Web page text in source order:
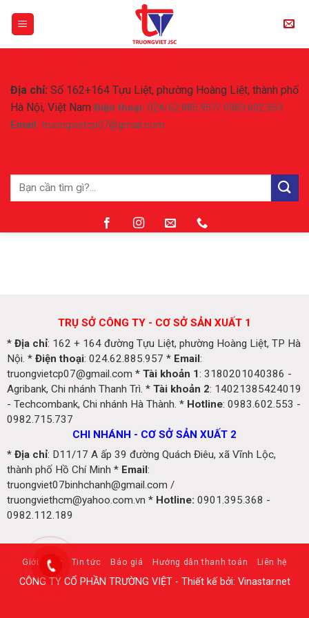
Địa chỉ: Số 162+164 Tựu Liệt, phường Hoàng Liệt, thành phố
Hà Nội, Việt Nam Điện thoại: 024/62.885.957/ 0983.602.553
Email : truongvietcp07@gmail.com
Tìm
TRỤ SỞ CÔNG TY - CƠ SỞ SẢN XUẤT 1
* Địa chỉ: 162 + 164 đường Tựu Liệt, phường Hoàng Liệt, TP Hà
Nội. * Điện thoại: 024.62.885.957 * Email:
truongvietcp07@gmail.com * Tài khoản 1: 3180201040386 -
Agribank, Chi nhánh Thanh Trì. * Tài khoản 2: 14021385424019
- Techcombank, Chi nhánh Hà Thành. * Hotline: 0983.602.553 -
0982.715.737
CHI NHÁNH - CƠ SỞ SẢN XUẤT 2
* Địa chỉ: D11/17 A ấp 39 đường Quách Điêu, xã Vĩnh Lộc,
thành phố Hồ Chí Minh * Email :
truongviet07binhchanh@gmail.com /
truongviethcm@yahoo.com.vn * Hotline: 0901.395.368 -
0982.112.189
Giới thiệu Tin tức Báo giá Hướng dẫn thanh toán Liên hệ
CÔNG TY CỔ PHẦN TRƯỜNG VIỆT - Thiết kế bởi: Vinastar.net